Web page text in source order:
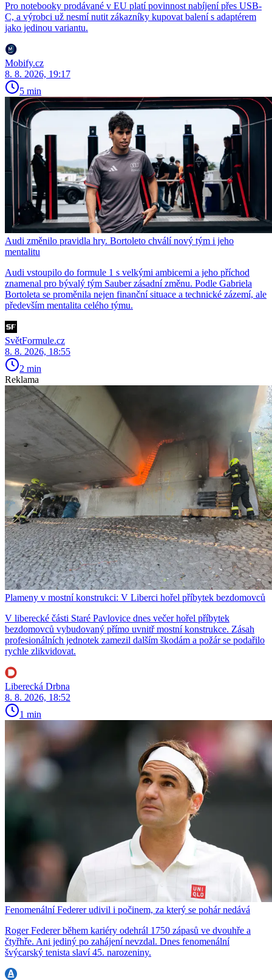
Pro notebooky prodávané v EU platí povinnost nabíjení přes USB-
C, a výrobci už nesmí nutit zákazníky kupovat balení s adaptérem
jako jedinou variantu.
Mobify.cz
8. 8. 2026, 19:17
5 min
Audi změnilo pravidla hry. Bortoleto chválí nový tým i jeho
mentalitu
Audi vstoupilo do formule 1 s velkými ambicemi a jeho příchod
znamenal pro bývalý tým Sauber zásadní změnu. Podle Gabriela
Bortoleta se proměnila nejen finanční situace a technické zázemí, ale
především mentalita celého týmu.
SvětFormule.cz
8. 8. 2026, 18:55
2 min
Reklama
Plameny v mostní konstrukci: V Liberci hořel příbytek bezdomovců
V liberecké části Staré Pavlovice dnes večer hořel příbytek
bezdomovců vybudovaný přímo uvnitř mostní konstrukce. Zásah
profesionálních jednotek zamezil dalším škodám a požár se podařilo
rychle zlikvidovat.
Liberecká Drbna
8. 8. 2026, 18:52
1 min
Fenomenální Federer udivil i počinem, za který se pohár nedává
Roger Federer během kariéry odehrál 1750 zápasů ve dvouhře a
čtyřhře. Ani jediný po zahájení nevzdal. Dnes fenomenální
švýcarský tenista slaví 45. narozeniny.